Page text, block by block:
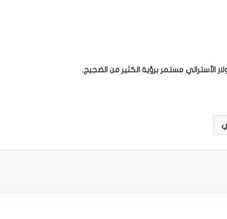
الأسترالي مستمر برؤية الكثير من الضجيج.
اكتساب زخماً إيجابياً – توقعات اليوم – 23-